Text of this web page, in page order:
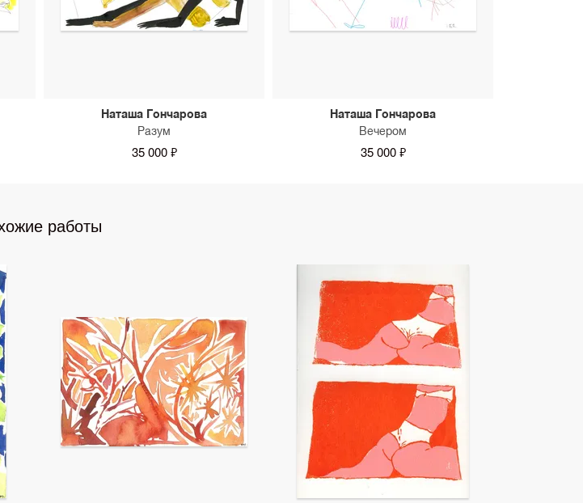
Наташа Гончарова
Разум
35 000 ₽
Наташа Гончарова
Вечером
35 000 ₽
работы